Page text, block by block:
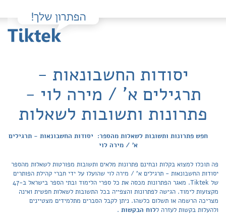
יסודות החשבונאות -
תרגילים א' / מירה לוי -
פתרונות ותשובות לשאלות
חפש פתרונות ותשובות לשאלות מהספר: יסודות החשבונאות - תרגילים
א' / מירה לוי
פה תוכלו למצוא בקלות ובחינם פתרונות מלאים ותשובות מפורטות לשאלות מהספר
יסודות החשבונאות - תרגילים א' / מירה לוי שהועלו על ידי חברי קהילת הפותרים
של Tiktek. מאגר הפתרונות מכסה את כל ספרי הלימוד ובתי הספר בישראל ב-47
מקצועות לימוד. הגישה לפתרונות והצפייה בכל התשובות לשאלות חפשית ואינה
מצריכה הרשמה או תשלום כלשהו. ניתן לקבל הסברים מתלמידים מצטיינים
ולהעלות בקשות לעזרה ללוח הבקשות .